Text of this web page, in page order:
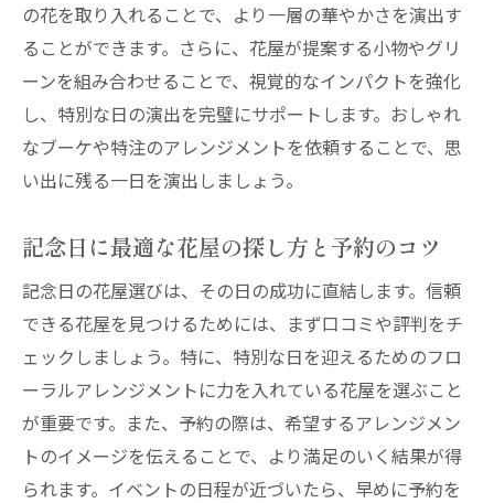
の花を取り入れることで、より一層の華やかさを演出す
ることができます。さらに、花屋が提案する小物やグリ
ーンを組み合わせることで、視覚的なインパクトを強化
し、特別な日の演出を完璧にサポートします。おしゃれ
なブーケや特注のアレンジメントを依頼することで、思
い出に残る一日を演出しましょう。
記念日に最適な花屋の探し方と予約のコツ
記念日の花屋選びは、その日の成功に直結します。信頼
できる花屋を見つけるためには、まず口コミや評判をチ
ェックしましょう。特に、特別な日を迎えるためのフロ
ーラルアレンジメントに力を入れている花屋を選ぶこと
が重要です。また、予約の際は、希望するアレンジメン
トのイメージを伝えることで、より満足のいく結果が得
られます。イベントの日程が近づいたら、早めに予約を